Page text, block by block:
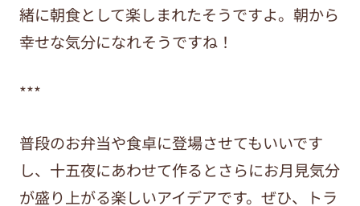
緒に朝食として楽しまれたそうですよ。朝から
幸せな気分になれそうですね！
***
普段のお弁当や食卓に登場させてもいいです
し、十五夜にあわせて作るとさらにお月見気分
が盛り上がる楽しいアイデアです。ぜひ、トラ